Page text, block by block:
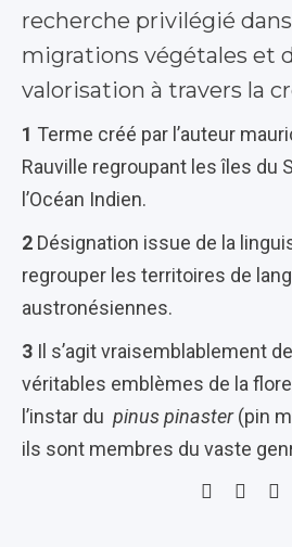
recherche privilégié dans
migrations végétales et
valorisation à travers la
1 Terme créé par l’auteur
Rauville regroupant les îles du
l’Océan Indien.
2 Désignation issue de la
regrouper les territoires de
austronésiennes.
3 Il s’agit vraisemblablement de
véritables emblèmes de la
l’instar du pinus pinaster(pin
ils sont membres du vaste